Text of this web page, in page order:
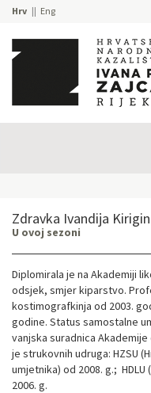
Hrv Eng
Zdravka Ivandija Kirigin
U ovoj sezoni
Diplomirala je na Akademiji
odsjek, smjer kiparstvo.
kostimografkinja od 2003.
godine. Status samostalne
vanjska suradnica
je strukovnih udruga: HZSU
umjetnika) od 2008. g.;
2006. g.